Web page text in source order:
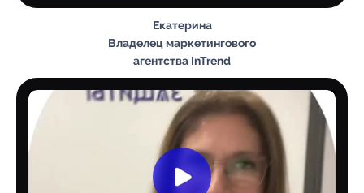
Екатерина
Владелец маркетингового
агентства InTrend